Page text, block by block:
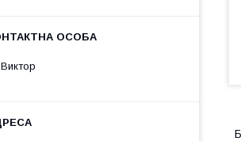
Виктор